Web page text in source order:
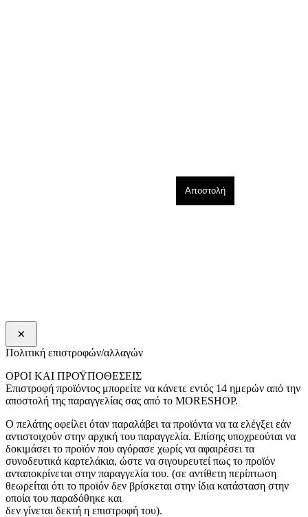
×
Πολιτική επιστροφών/αλλαγών
ΟΡΟΙ ΚΑΙ ΠΡΟΫΠΟΘΕΣΕΙΣ
Επιστροφή προϊόντος μπορείτε να κάνετε εντός 14 ημερών από την
αποστολή της παραγγελίας σας από το MORESHOP.
Ο πελάτης οφείλει όταν παραλάβει τα προϊόντα να τα ελέγξει εάν
αντιστοιχούν στην αρχική του παραγγελία. Επίσης υποχρεούται να
δοκιμάσει το προϊόν που αγόρασε χωρίς να αφαιρέσει τα
συνοδευτικά καρτελάκια, ώστε να σιγουρευτεί πως το προϊόν
ανταποκρίνεται στην παραγγελία του. (σε αντίθετη περίπτωση
θεωρείται ότι το προϊόν δεν βρίσκεται στην ίδια κατάσταση στην
οποία του παραδόθηκε και
δεν γίνεται δεκτή η επιστροφή του).